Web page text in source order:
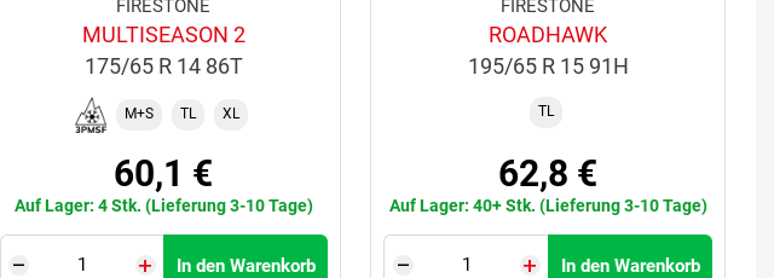
FIRESTONE
MULTISEASON 2
175/65 R 14 86T
M+S TL XL
60,1 €
Auf Lager: 4 Stk. (Lieferung 3-10 Tage)
In den Warenkorb
FIRESTONE
ROADHAWK
195/65 R 15 91H
TL
62,8 €
Auf Lager: 40+ Stk. (Lieferung 3-10 Tage)
In den Warenkorb